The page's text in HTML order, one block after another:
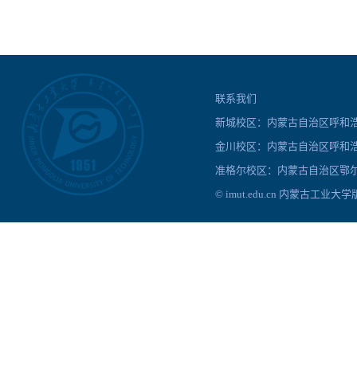
联系我们
新城校区：内蒙古自治区呼
金川校区：内蒙古自治区呼
准格尔校区：内蒙古自治区
© imut.edu.cn 内蒙古工业大